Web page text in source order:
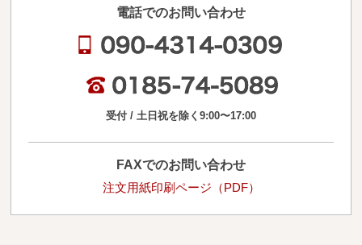
メンテナンスについて
オーダー加工について
ブログ
当店の考え方
カテゴリー
電話でのお問い合わせ
受付 / 土日祝を除く9:00〜17:00
FAXでのお問い合わせ
注文用紙印刷ページ（PDF）